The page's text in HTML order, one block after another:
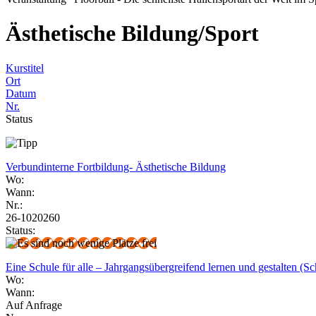
Ästhetische Bildung/Sport
Kurstitel
Ort
Datum
Nr.
Status
Verbundinterne Fortbildung- Ästhetische Bildung
Wo:
Wann:
Nr.:
26-1020260
Status:
Eine Schule für alle – Jahrgangsübergreifend lernen und gestalten
Wo:
Wann:
Auf Anfrage